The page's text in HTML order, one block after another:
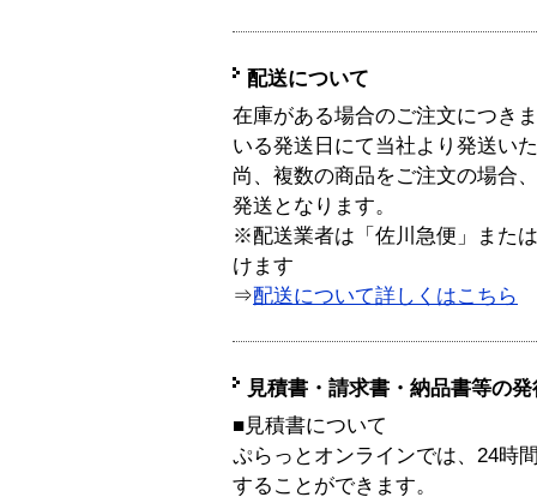
配送について
在庫がある場合のご注文につき
いる発送日にて当社より発送い
尚、複数の商品をご注文の場合
発送となります。
※配送業者は「佐川急便」また
けます
⇒配送について詳しくはこちら
見積書・請求書・納品書等の
■見積書について
ぷらっとオンラインでは、24時
することができます。